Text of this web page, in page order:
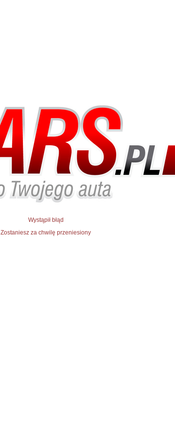
Wystąpił błąd
Zostaniesz za chwilę przeniesiony